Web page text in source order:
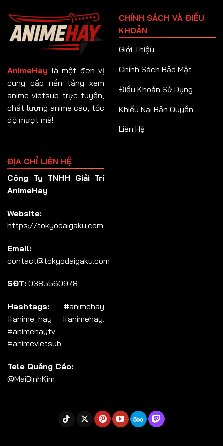
Tập 93
Tập 95
Tập 96
Tập 97
Tập 101
Tập 108
Tập 109
Tập 115
AnimeHay là một đơn vị
cung cấp nền tảng xem
anime vietsub trực tuyến,
chất lượng anime cao, tốc
độ mượt mà!
CHÍNH SÁCH VÀ ĐIỀU
KHOẢN
Giới Thiệu
Chính Sách Bảo Mật
Điều Khoản Sử Dụng
Khiếu Nại Bản Quyền
Liên Hệ
ĐỊA CHỈ LIÊN HỆ
Công Ty TNHH Giải Trí
AnimeHay
Website:
https://tokyodaigaku.com
Email:
contact@tokyodaigaku.com
SĐT: 0385560978
Hashtags: #animehay
#anime_hay #animehay.
#animehaytv
#animevietsub
Tele Quảng Cáo:
@MaiBinhKim